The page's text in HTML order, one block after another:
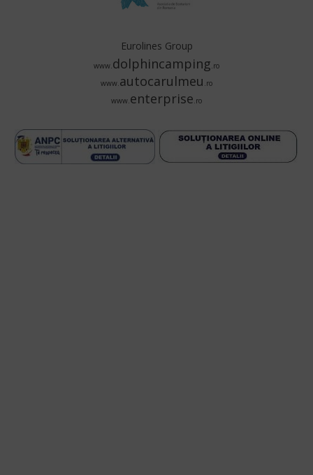
Eurolines Group
www.dolphincamping.ro
www.autocarulmeu .ro
www.enterprise.ro